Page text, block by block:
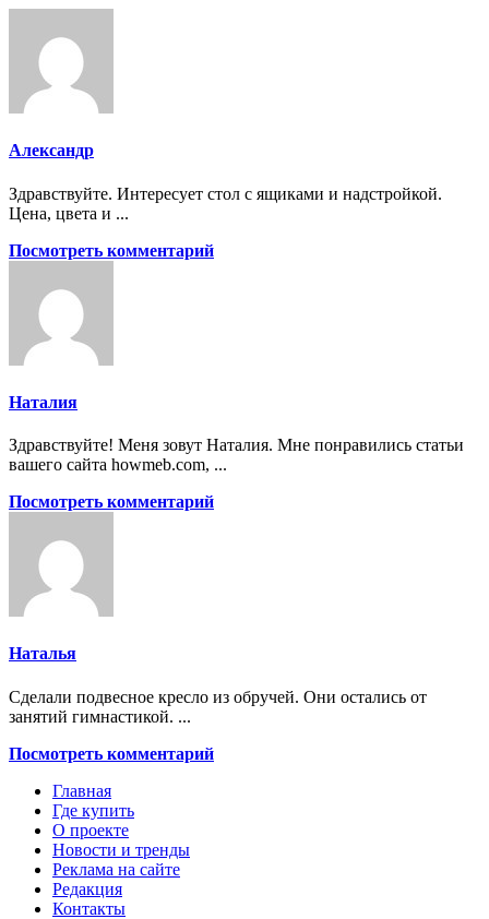
Александр
Здравствуйте. Интересует стол с ящиками и надстройкой.
Цена, цвета и ...
Посмотреть комментарий
Наталия
Здравствуйте! Меня зовут Наталия. Мне понравились статьи
вашего сайта howmeb.com, ...
Посмотреть комментарий
Наталья
Сделали подвесное кресло из обручей. Они остались от
занятий гимнастикой. ...
Посмотреть комментарий
Главная
Где купить
О проекте
Новости и тренды
Реклама на сайте
Редакция
Контакты